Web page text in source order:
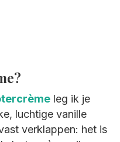
leg ik je
luchtige vanille
verklappen: het is